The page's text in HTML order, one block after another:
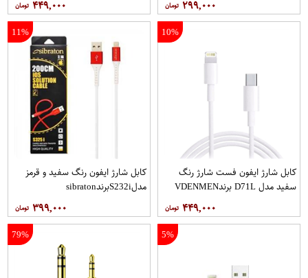
۲۹۹,۰۰۰ ۴۴۹,۰۰۰
10%
کابل شارژ ایفون فست شارژ رنگ
سفید مدل D71L برندVDENMEN
۴۴۹,۰۰۰
11%
کابل شارژ ایفون رنگ سفید و قرمز
مدلS232iبرندsibraton
۳۹۹,۰۰۰
5%
79%